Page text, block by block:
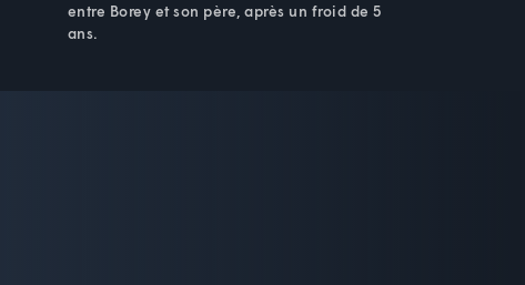
entre Borey et son père, après un froid de 5
ans.